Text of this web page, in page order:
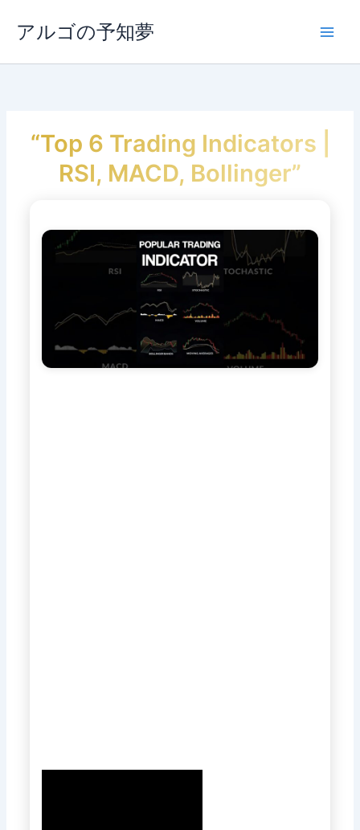
ス
アルゴの予知夢
“Top 6 Trading Indicators |
RSI, MACD, Bollinger”